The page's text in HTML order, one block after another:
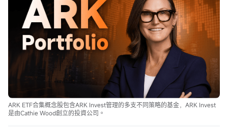
ARK ETF合集概念股包含ARK Invest管理的多支不同策略的基金，ARK Invest
是由Cathie Wood創立的投資公司。